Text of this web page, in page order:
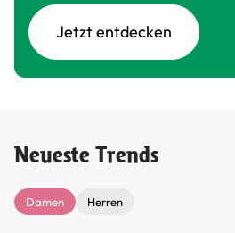
Jetzt entdecken
Neueste Trends
Damen Herren